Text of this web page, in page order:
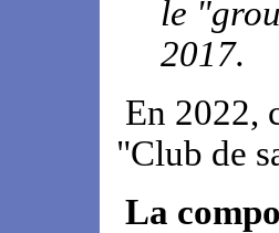
le
2017.
En 2022,
"Club de
La